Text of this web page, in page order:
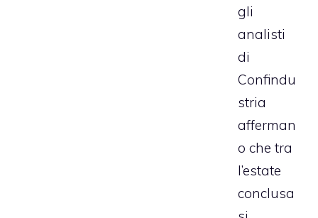
gli
analisti
di
Confindu
stria
afferman
o che tra
l’estate
conclusa